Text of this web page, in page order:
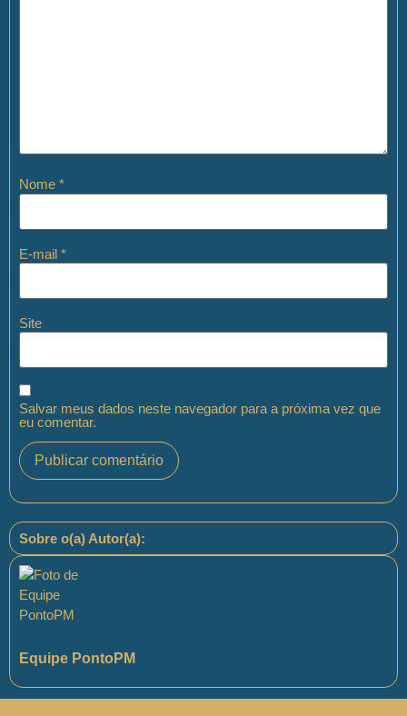
Nome *
E-mail *
Site
Salvar meus dados neste navegador para a próxima vez que
eu comentar.
Sobre o(a) Autor(a):
Equipe PontoPM